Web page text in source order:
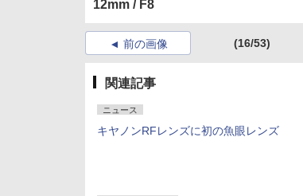
12mm / F8
前の画像 (16/53)
関連記事
ニュース
キヤノンRFレンズに初の魚眼レンズ